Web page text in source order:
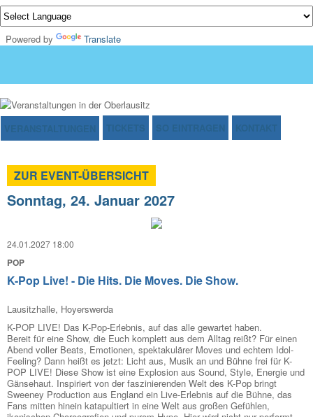
Powered by Translate
VERANSTALTUNGEN TICKETS SO EINTRAGEN KONTAKT
ZUR EVENT-ÜBERSICHT
Sonntag, 24. Januar 2027
24.01.2027 18:00
POP
K-Pop Live! - Die Hits. Die Moves. Die Show.
Lausitzhalle, Hoyerswerda
K-POP LIVE! Das K-Pop-Erlebnis, auf das alle gewartet haben.
Bereit für eine Show, die Euch komplett aus dem Alltag reißt? Für einen
Abend voller Beats, Emotionen, spektakulärer Moves und echtem Idol-
Feeling? Dann heißt es jetzt: Licht aus, Musik an und Bühne frei für K-
POP LIVE! Diese Show ist eine Explosion aus Sound, Style, Energie und
Gänsehaut. Inspiriert von der faszinierenden Welt des K-Pop bringt
Sweeney Production aus England ein Live-Erlebnis auf die Bühne, das
Fans mitten hinein katapultiert in eine Welt aus großen Gefühlen,